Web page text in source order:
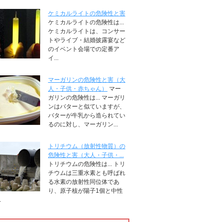
ケミカルライトの危険性と害
ケミカルライトの危険性は...
ケミカルライトは、コンサー
トやライブ・結婚披露宴など
のイベント会場での定番ア
イ...
マーガリンの危険性と害（大
人・子供・赤ちゃん）
マー
ガリンの危険性は... マーガリ
ンはバターと似ていますが、
バターが牛乳から造られてい
るのに対し、マーガリン...
トリチウム（放射性物質）の
危険性と害（大人・子供・...
トリチウムの危険性は... トリ
チウムは三重水素とも呼ばれ
る水素の放射性同位体であ
り、原子核が陽子1個と中性